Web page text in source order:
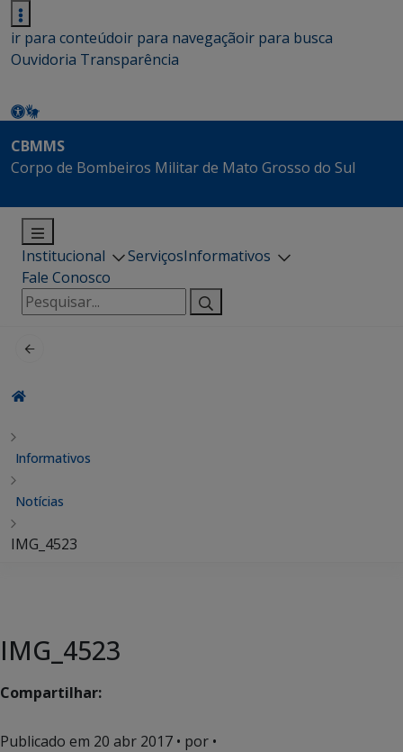
ir para conteúdoir para navegaçãoir para busca
Ouvidoria Transparência
CBMMS
Corpo de Bombeiros Militar de Mato Grosso do Sul
Institucional ServiçosInformativos
Fale Conosco
Pesquisar
por:
Informativos
Notícias
IMG_4523
IMG_4523
Compartilhar:
Publicado em 20 abr 2017 • por •